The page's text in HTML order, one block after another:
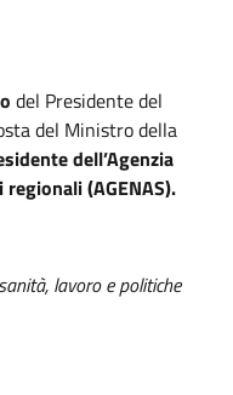
del Presidente del
del Ministro della
dell’Agenzia
(AGENAS).
lavoro e politiche